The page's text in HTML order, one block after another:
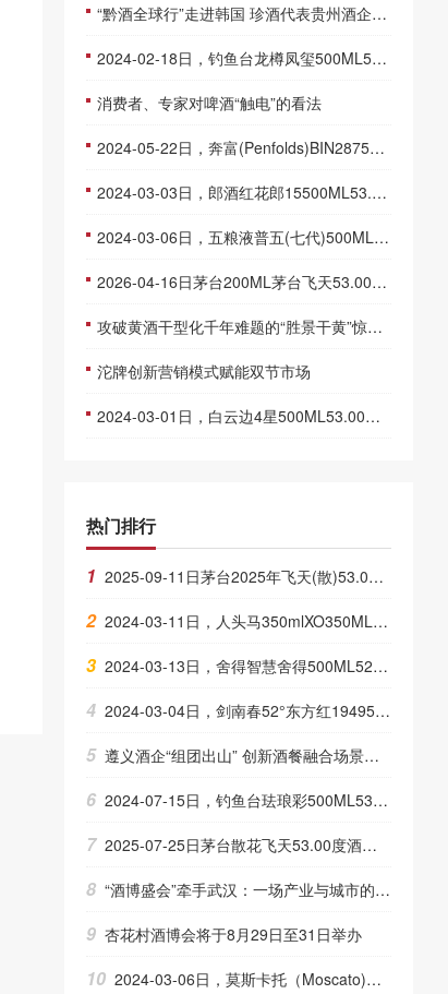
“黔酒全球行”走进韩国 珍酒代表贵州酒企作推介
2024-02-18日，钓鱼台龙樽凤玺500ML53.00度酒每瓶的价格是多少呢？
消费者、专家对啤酒“触电”的看法
2024-05-22日，奔富(Penfolds)BIN28750ML14.50度酒每瓶的价格是多少呢？
2024-03-03日，郎酒红花郎15500ML53.00度酒每瓶的价格是多少呢？
2024-03-06日，五粮液普五(七代)500ML52.00度酒每瓶的价格是多少呢？
2026-04-16日茅台200ML茅台飞天53.00度酒价格为590一瓶，上涨 10元
攻破黄酒干型化千年难题的“胜景干黄”惊艳亮相
沱牌创新营销模式赋能双节市场
2024-03-01日，白云边4星500ML53.00度酒每瓶的价格是多少呢？
热门排行
1 2025-09-11日茅台2025年飞天(散)53.00度酒价格为1,785一瓶，下跌 5元
2 2024-03-11日，人头马350mlXO350ML40.00度酒每瓶的价格是多少呢？
3 2024-03-13日，舍得智慧舍得500ML52.00度酒每瓶的价格是多少呢？
4 2024-03-04日，剑南春52°东方红1949500ML52.00度酒每瓶的价格是多少呢？
5 遵义酒企“组团出山” 创新酒餐融合场景破局消费边界
6 2024-07-15日，钓鱼台珐琅彩500ML53.00度酒每瓶的价格是多少呢？
7 2025-07-25日茅台散花飞天53.00度酒价格为3,000一瓶，上涨 10元
8 “酒博盛会”牵手武汉：一场产业与城市的“醉”佳拍档
9 杏花村酒博会将于8月29日至31日举办
10 2024-03-06日，莫斯卡托（Moscato)小草750ML5.50度酒每瓶的价格是多少呢？